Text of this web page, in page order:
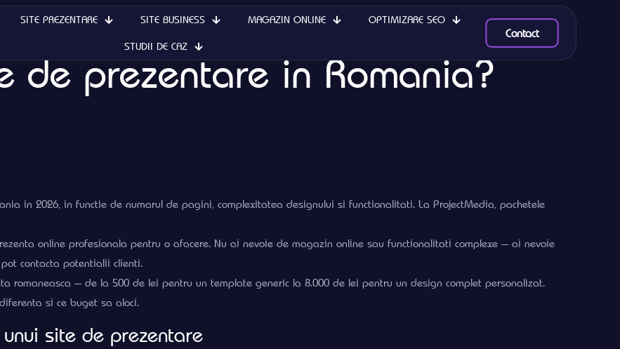
SITE PREZENTARE SITE BUSINESS MAGAZIN ONLINE OPTIMIZARE SEO
STUDII DE CAZ
Contact
de prezentare in Romania?
in 2026, in functie de numarul de pagini, complexitatea designului si functionalitati. La ProjectMedia, pachetele
online profesionala pentru o afacere. Nu ai nevoie de magazin online sau functionalitati complexe — ai nevoie
contacta potentialii clienti.
romaneasca — de la 500 de lei pentru un template generic la 8.000 de lei pentru un design complet personalizat.
si ce buget sa aloci.
site de prezentare